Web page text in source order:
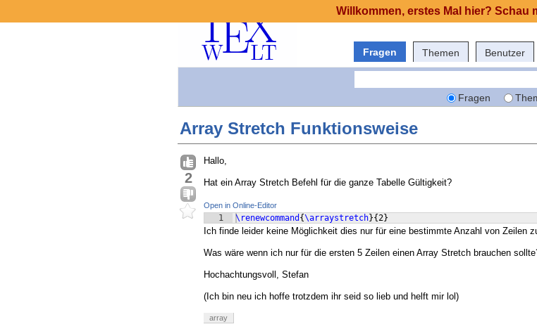
Fragen Themen Benutzer
Fragen
Array Stretch Funktionsweise
2
Hallo,
Hat ein Array Stretch Befehl für die ganze Tabelle Gültigkeit?
Open in Online-Editor
1 \renewcommand {\arraystretch}{2}
Ich finde leider keine Möglichkeit dies nur für eine bestimmte Anzahl von Zeilen
Was wäre wenn ich nur für die ersten 5 Zeilen einen Array Stretch brauchen
Hochachtungsvoll, Stefan
(Ich bin neu ich hoffe trotzdem ihr seid so lieb und helft mir lol)
array
Willkommen, erstes Mal hier? Schau